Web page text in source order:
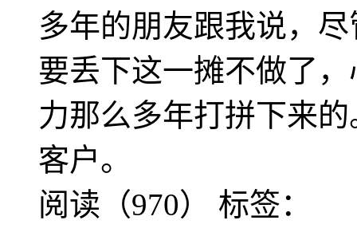
多年的朋友跟我说，
要丢下这一摊不做了
力那么多年打拼下来
客户。
阅读（970） 标签：